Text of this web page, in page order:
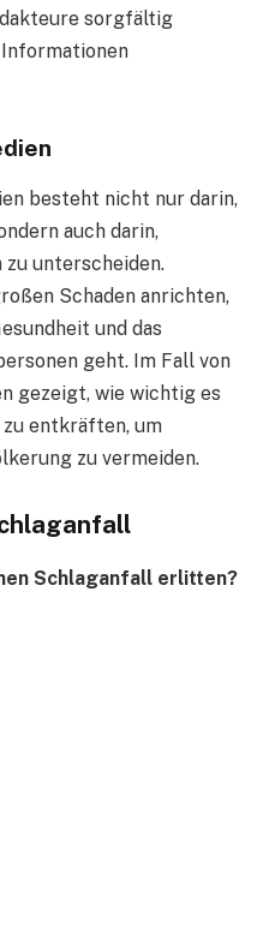
sorgfältig
besteht nicht nur darin,
auch darin,
unterscheiden.
Schaden anrichten,
und das
geht. Im Fall von
gezeigt, wie wichtig es
entkräften, um
zu vermeiden.
Schlaganfall erlitten?